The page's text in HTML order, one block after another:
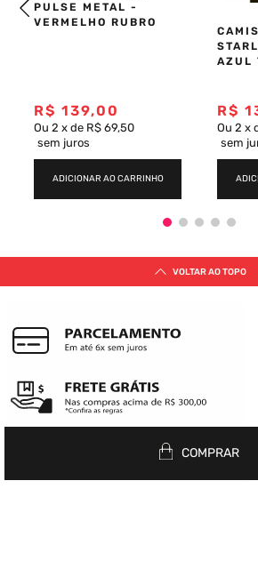
COMPRAR
PULSE METAL -
VERMELHO RUBRO
R$ 139,00
Ou 2 x de R$ 69,50
sem juros
ADICIONAR AO CARRINHO
AZUL
R$
Ou 2 x
sem
VOLTAR AO TOPO